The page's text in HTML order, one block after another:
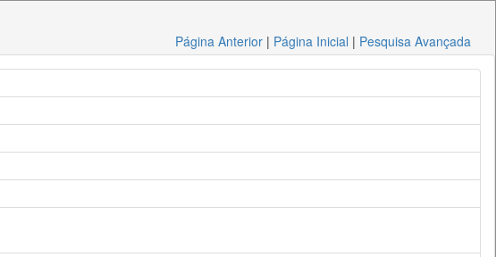
Página Anterior | Página Inicial | Pesquisa Avançada